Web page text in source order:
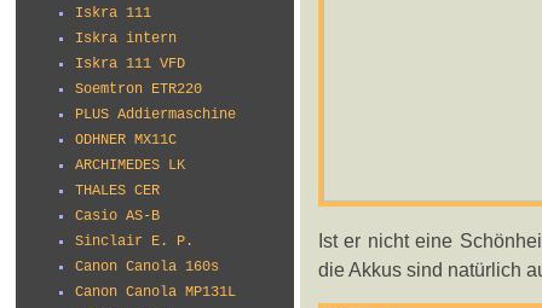
Iskra 111
Iskra intern
Iskra 111 VFD
Soemtron ETR220
PLUS Addiermaschine
ODHNER MX11C
ARCHIMEDES LK
THALES CER
Casio AS-B
Sinclair E. P.
Canon Canola 160s
Canon Canola MP131L
Ist er nicht eine
die Akkus sind natürlich